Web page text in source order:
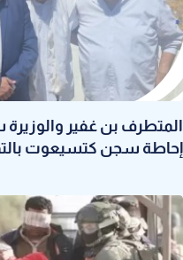
المتطرف بن غفير
إحاطة سجن كتسيعوت